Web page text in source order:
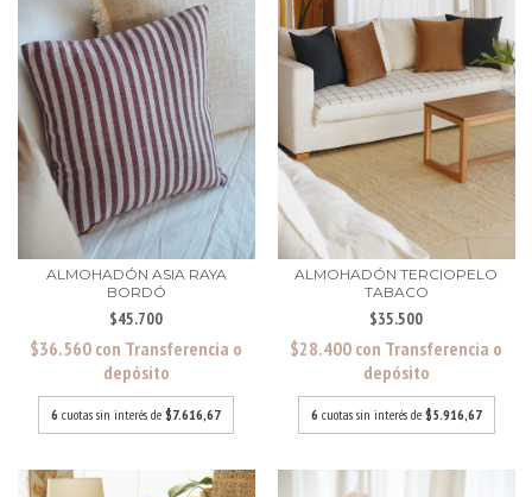
ALMOHADÓN ASIA RAYA
BORDÓ
$45.700
$36.560 con Transferencia o
depósito
6 cuotas sin interés de $7.616,67
ALMOHADÓN TERCIOPELO
TABACO
$35.500
$28.400 con Transferencia o
depósito
6 cuotas sin interés de $5.916,67